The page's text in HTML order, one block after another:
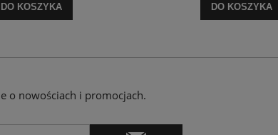
DO KOSZYKA DO KOSZYKA
o nowościach i promocjach.